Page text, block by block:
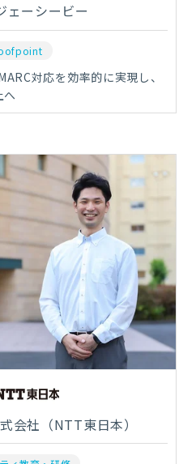
ェーシービー
対応を効率的に実現し、
へ
会社（NTT東日本）